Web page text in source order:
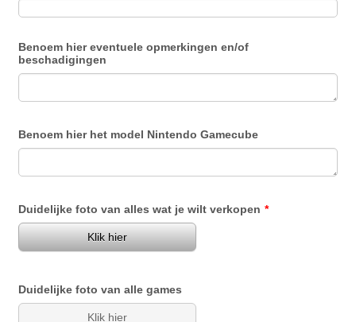
Benoem hier eventuele opmerkingen en/of
beschadigingen
Benoem hier het model Nintendo Gamecube
Duidelijke foto van alles wat je wilt verkopen *
Klik hier
Duidelijke foto van alle games
Klik hier